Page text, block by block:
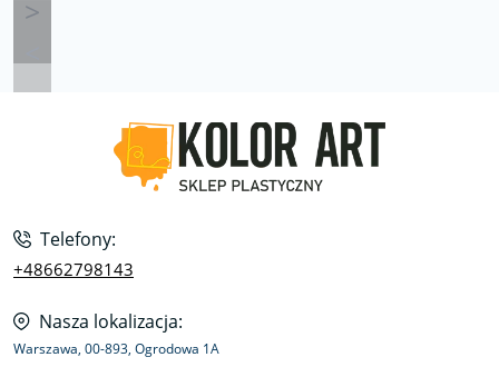
Telefony:
+48662798143
Nasza lokalizacja:
Warszawa, 00-893, Ogrodowa 1A